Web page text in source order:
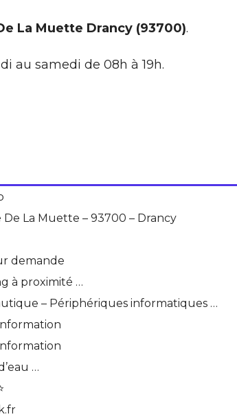
La Muette Drancy (93700).
au samedi de 08h à 19h.
De La Muette – 93700 – Drancy
demande
à proximité …
– Périphériques informatiques …
…